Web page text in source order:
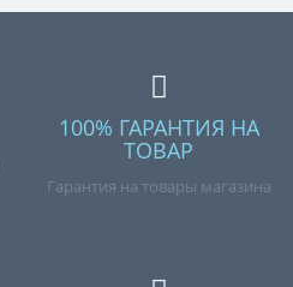
100% ГАРАНТИЯ НА
ТОВАР
Гарантия на товары магазина